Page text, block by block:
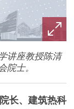
讲座教授陈清
士。
长、建筑热科